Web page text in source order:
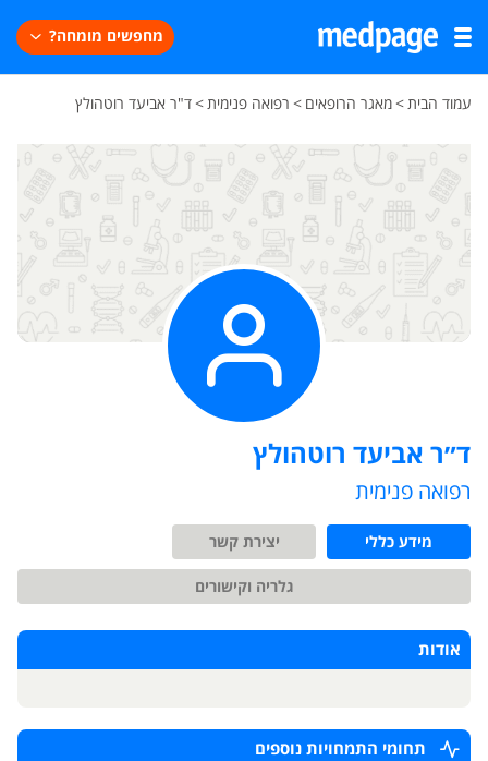
מחפשים מומחה?
עמוד הבית>מאגר הרופאים > רפואה פנימית>ד"ר אביעד רוטהולץ
ד״ר אביעד רוטהולץ
רפואה פנימית
מידע כללי יצירת קשר
גלריה וקישורים
אודות
תחומי התמחויות נוספים